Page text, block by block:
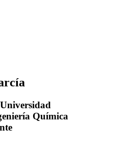
Química